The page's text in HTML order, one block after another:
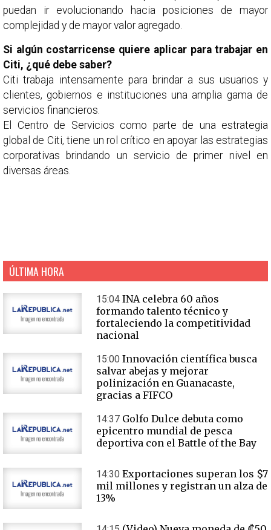
puedan ir evolucionando hacia posiciones de mayor
complejidad y de mayor valor agregado.
Si algún costarricense quiere aplicar para trabajar en
Citi, ¿qué debe saber?
Citi trabaja intensamente para brindar a sus usuarios y
clientes, gobiernos e instituciones una amplia gama de
servicios financieros.
El Centro de Servicios como parte de una estrategia
global de Citi, tiene un rol crítico en apoyar las estrategias
corporativas brindando un servicio de primer nivel en
diversas áreas.
ÚLTIMA HORA
15:04 INA celebra 60 años
formando talento técnico y
fortaleciendo la competitividad
nacional
15:00 Innovación científica busca
salvar abejas y mejorar
polinización en Guanacaste,
gracias a FIFCO
14:37 Golfo Dulce debuta como
epicentro mundial de pesca
deportiva con el Battle of the Bay
14:30 Exportaciones superan los $7
mil millones y registran un alza de
13%